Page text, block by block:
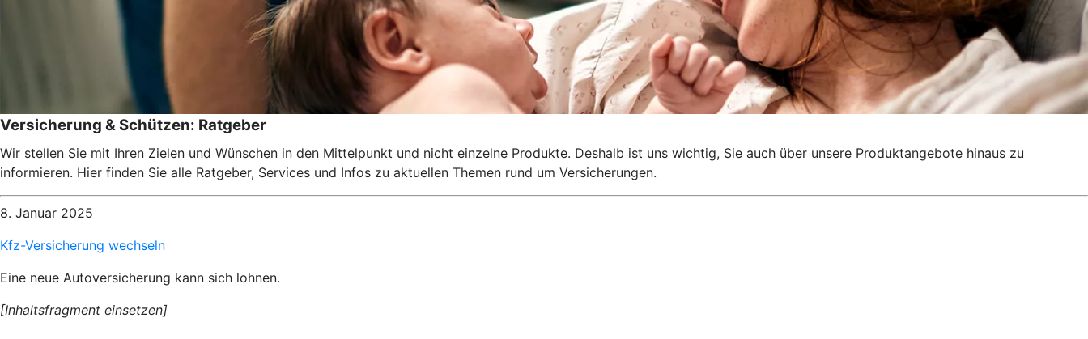
Versicherung & Schützen: Ratgeber
Wir stellen Sie mit Ihren Zielen und Wünschen in den Mittelpunkt und nicht einzelne Produkte. Deshalb ist uns wichtig, Sie auch über unsere Produktangebote hinaus zu
informieren. Hier finden Sie alle Ratgeber, Services und Infos zu aktuellen Themen rund um Versicherungen.
8. Januar 2025
Kfz-Versicherung wechseln
Eine neue Autoversicherung kann sich lohnen.
[Inhaltsfragment einsetzen]